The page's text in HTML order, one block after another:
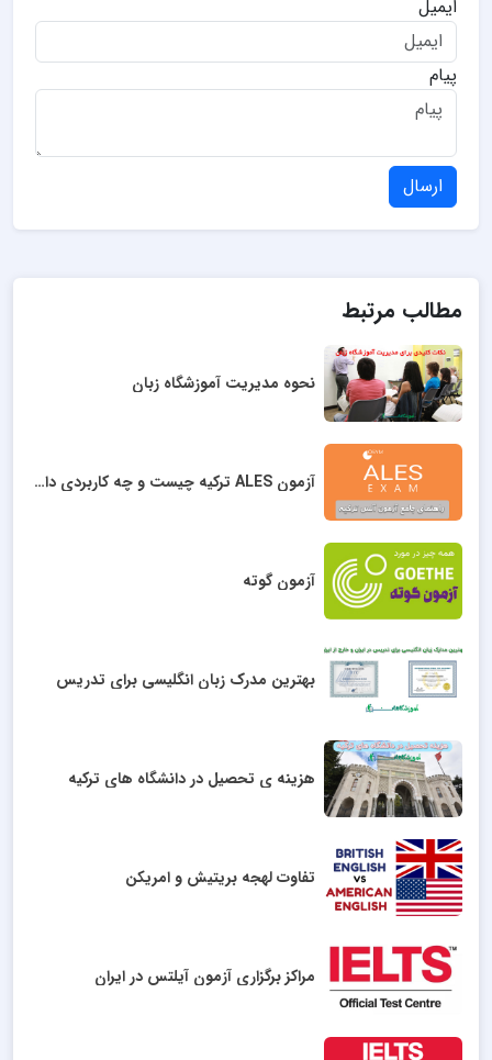
ایمیل
پیام
ارسال
مطالب مرتبط
نحوه مدیریت آموزشگاه زبان
آزمون ALES ترکیه چیست و چه کاربردی دارد؟
آزمون گوته
بهترین مدرک زبان انگلیسی برای تدریس
هزینه ی تحصیل در دانشگاه های ترکیه
تفاوت لهجه بریتیش و امریکن
مراکز برگزاری آزمون آیلتس در ایران